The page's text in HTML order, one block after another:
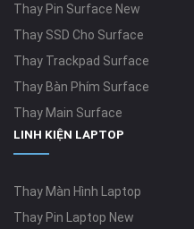
Thay Pin Surface New
Thay SSD Cho Surface
Thay Trackpad Surface
Thay Bàn Phím Surface
Thay Main Surface
LINH KIỆN LAPTOP
Thay Màn Hình Laptop
Thay Pin Laptop New